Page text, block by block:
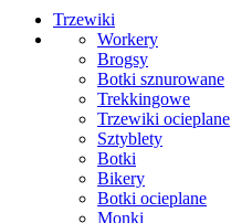
Trzewiki
Workery
Brogsy
Botki sznurowane
Trekkingowe
Trzewiki ocieplane
Sztyblety
Botki
Bikery
Botki ocieplane
Monki